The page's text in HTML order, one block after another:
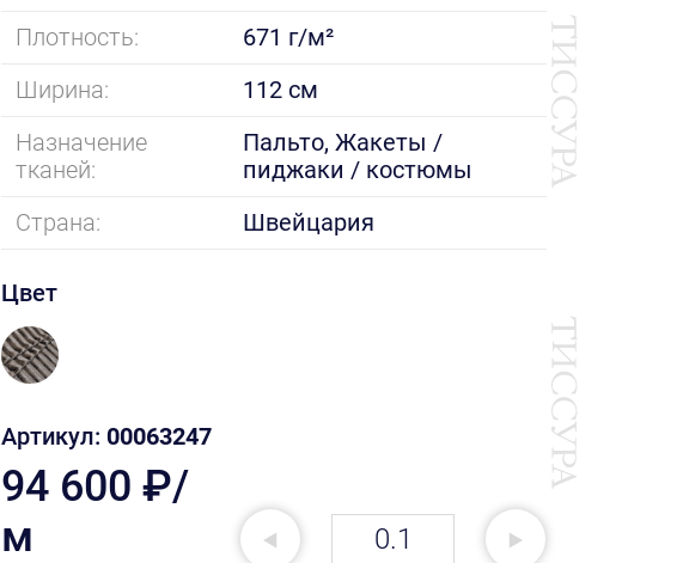
Плотность:
671 г/м²
Ширина:
112 см
Назначение
тканей:
Пальто, Жакеты /
пиджаки / костюмы
Страна:
Швейцария
Цвет
Артикул: 00063247
94 600 ₽/
м